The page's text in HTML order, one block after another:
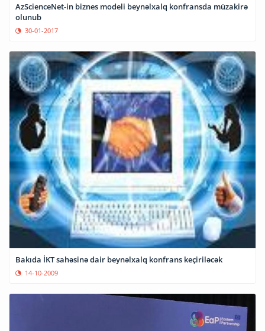
AzScienceNet-in biznes modeli beynəlxalq konfransda müzakirə
olunub
30-01-2017
Bakıda İKT sahəsinə dair beynəlxalq konfrans keçiriləcək
14-10-2009